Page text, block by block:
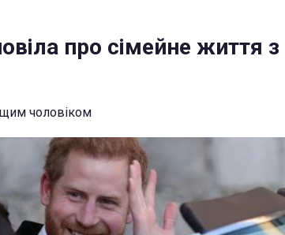
про сімейне життя з
чоловіком